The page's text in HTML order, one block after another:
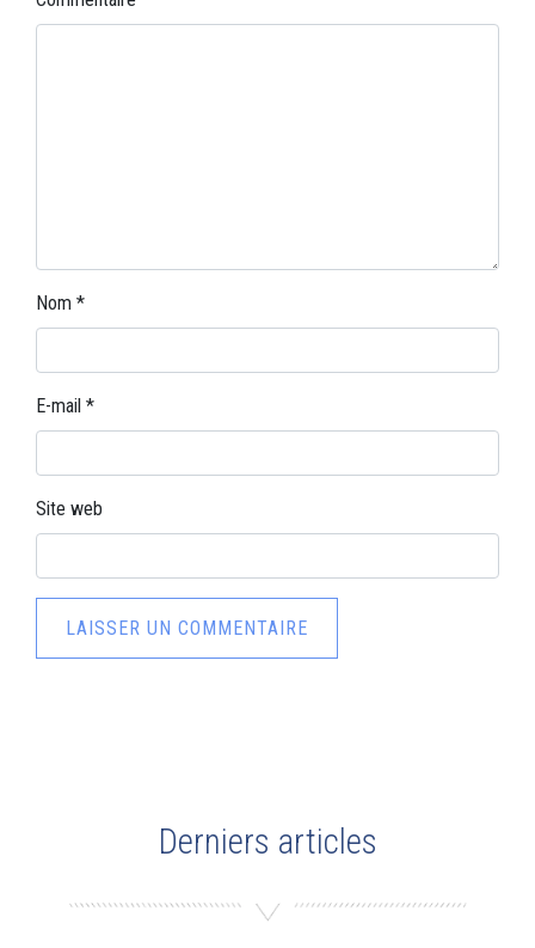
Nom *
E-mail *
Site web
Derniers articles